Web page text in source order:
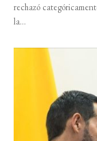
rechazó
la...